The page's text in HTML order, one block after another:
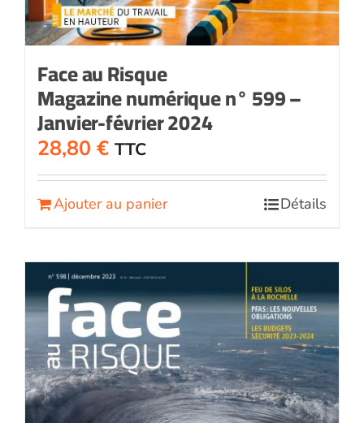
Face au Risque
Magazine numérique n° 599 –
Janvier-février 2024
28,80 € TTC
Ajouter au panier Détails